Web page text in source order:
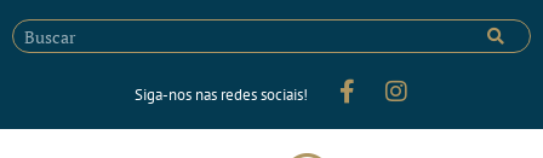
Siga-nos nas redes sociais!